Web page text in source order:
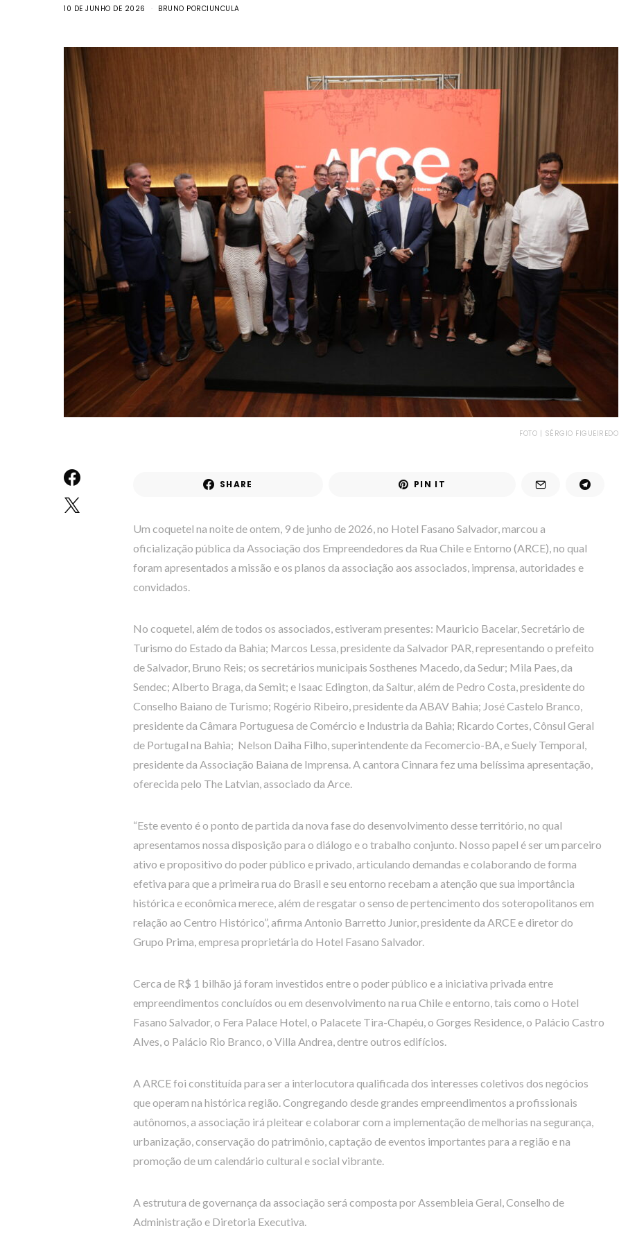
10 DE JUNHO DE 2026 BRUNO PORCIUNCULA
FOTO | SÉRGIO FIGUEIREDO
SHARE PIN IT
Um coquetel na noite de ontem, 9 de junho de 2026, no Hotel Fasano Salvador, marcou a
oficialização pública da Associação dos Empreendedores da Rua Chile e Entorno (ARCE), no qual
foram apresentados a missão e os planos da associação aos associados, imprensa, autoridades e
convidados.
No coquetel, além de todos os associados, estiveram presentes: Mauricio Bacelar, Secretário de
Turismo do Estado da Bahia; Marcos Lessa, presidente da Salvador PAR, representando o prefeito
de Salvador, Bruno Reis; os secretários municipais Sosthenes Macedo, da Sedur; Mila Paes, da
Sendec; Alberto Braga, da Semit; e Isaac Edington, da Saltur, além de Pedro Costa, presidente do
Conselho Baiano de Turismo; Rogério Ribeiro, presidente da ABAV Bahia; José Castelo Branco,
presidente da Câmara Portuguesa de Comércio e Industria da Bahia; Ricardo Cortes, Cônsul Geral
de Portugal na Bahia; Nelson Daiha Filho, superintendente da Fecomercio-BA, e Suely Temporal,
presidente da Associação Baiana de Imprensa. A cantora Cinnara fez uma belíssima apresentação,
oferecida pelo The Latvian, associado da Arce.
“Este evento é o ponto de partida da nova fase do desenvolvimento desse território, no qual
apresentamos nossa disposição para o diálogo e o trabalho conjunto. Nosso papel é ser um parceiro
ativo e propositivo do poder público e privado, articulando demandas e colaborando de forma
efetiva para que a primeira rua do Brasil e seu entorno recebam a atenção que sua importância
histórica e econômica merece, além de resgatar o senso de pertencimento dos soteropolitanos em
relação ao Centro Histórico”, afirma Antonio Barretto Junior, presidente da ARCE e diretor do
Grupo Prima, empresa proprietária do Hotel Fasano Salvador.
Cerca de R$ 1 bilhão já foram investidos entre o poder público e a iniciativa privada entre
empreendimentos concluídos ou em desenvolvimento na rua Chile e entorno, tais como o Hotel
Fasano Salvador, o Fera Palace Hotel, o Palacete Tira-Chapéu, o Gorges Residence, o Palácio Castro
Alves, o Palácio Rio Branco, o Villa Andrea, dentre outros edifícios.
A ARCE foi constituída para ser a interlocutora qualificada dos interesses coletivos dos negócios
que operam na histórica região. Congregando desde grandes empreendimentos a profissionais
autônomos, a associação irá pleitear e colaborar com a implementação de melhorias na segurança,
urbanização, conservação do patrimônio, captação de eventos importantes para a região e na
promoção de um calendário cultural e social vibrante.
A estrutura de governança da associação será composta por Assembleia Geral, Conselho de
Administração e Diretoria Executiva.